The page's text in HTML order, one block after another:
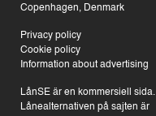
Copenhagen, Denmark
Privacy policy
Cookie policy
Information about advertising
LånSE är en kommersiell sida.
Lånealternativen på sajten är